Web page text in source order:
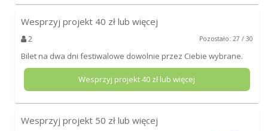
Wesprzyj projekt 40 zł lub więcej
2 Pozostało: 27 / 30
Bilet na dwa dni festiwalowe dowolnie przez Ciebie wybrane.
Wesprzyj projekt40 zł lub więcej
Wesprzyj projekt 50 zł lub więcej